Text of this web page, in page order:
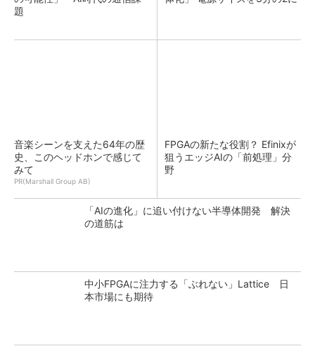
題
音楽シーンを支えた64年の歴
史、このヘッドホンで感じて
みて
PR(Marshall Group AB)
FPGAの新たな役割？ Efinixが
狙うエッジAIの「前処理」分
野
「AIの進化」に追い付けない半導体開発 解決
の道筋は
中小FPGAに注力する「ぶれない」Lattice 日
本市場にも期待